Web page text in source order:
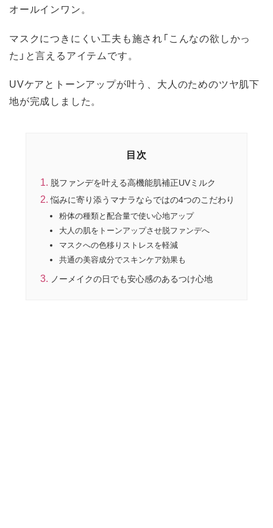
オールインワン。
マスクにつきにくい工夫も施され「こんなの欲しかっ
た」と言えるアイテムです。
UVケアとトーンアップが叶う、大人のためのツヤ肌下
地が完成しました。
目次
脱ファンデを叶える高機能肌補正UVミルク
悩みに寄り添うマナラならではの4つのこだわり
粉体の種類と配合量で使い心地アップ
大人の肌をトーンアップさせ脱ファンデへ
マスクへの色移りストレスを軽減
共通の美容成分でスキンケア効果も
ノーメイクの日でも安心感のあるつけ心地